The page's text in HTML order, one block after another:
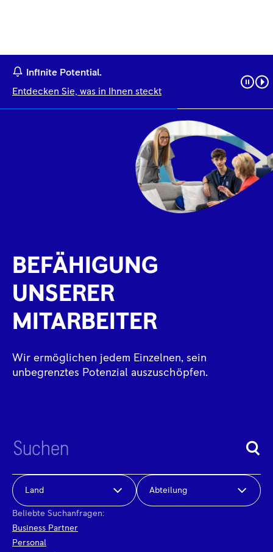
Infinite Potential.
Entdecken Sie, was in Ihnen steckt
BEFÄHIGUNG
UNSERER
MITARBEITER
Wir ermöglichen jedem Einzelnen, sein
unbegrenztes Potenzial auszuschöpfen.
Land Abteilung
Beliebte Suchanfragen:
Business Partner
Personal